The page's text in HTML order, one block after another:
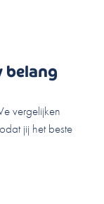
belang
vergelijken
jij het beste